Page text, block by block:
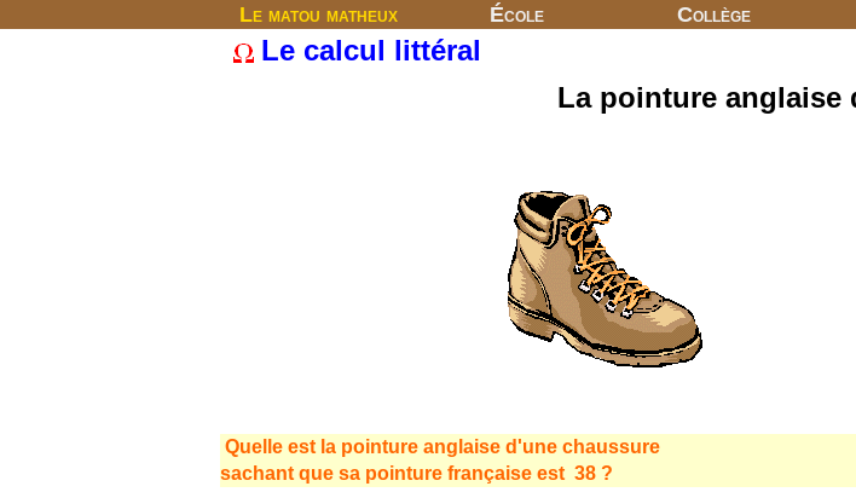
Le matou matheux École Collège
Le calcul littéral
La pointure anglaise
Quelle est la pointure anglaise d'une chaussure
sachant que sa pointure française est 38 ?